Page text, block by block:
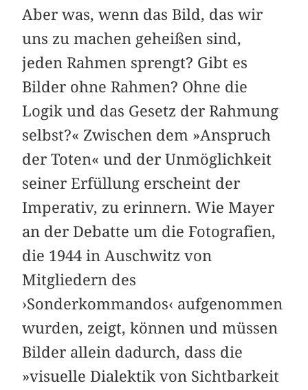
Aber was, wenn das Bild, das wir
uns zu machen geheißen sind,
jeden Rahmen sprengt? Gibt es
Bilder ohne Rahmen? Ohne die
Logik und das Gesetz der Rahmung
selbst?« Zwischen dem »Anspruch
der Toten« und der Unmöglichkeit
seiner Erfüllung erscheint der
Imperativ, zu erinnern. Wie Mayer
an der Debatte um die Fotografien,
die 1944 in Auschwitz von
Mitgliedern des
›Sonderkommandos‹ aufgenommen
wurden, zeigt, können und müssen
Bilder allein dadurch, dass die
»visuelle Dialektik von Sichtbarkeit